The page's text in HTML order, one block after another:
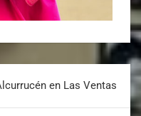
en Las Ventas